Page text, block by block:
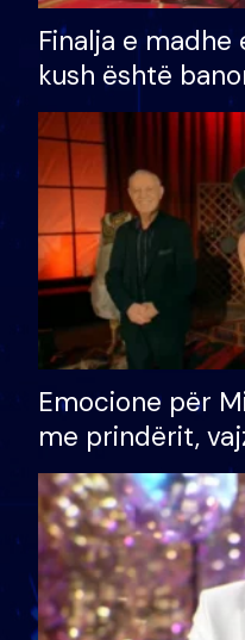
Finalja e madhe
kush është
shtëpinë dhe
të fituar çmimin
Emocione për
me prindërit,
bashkëshorten:
divorci apo jo?